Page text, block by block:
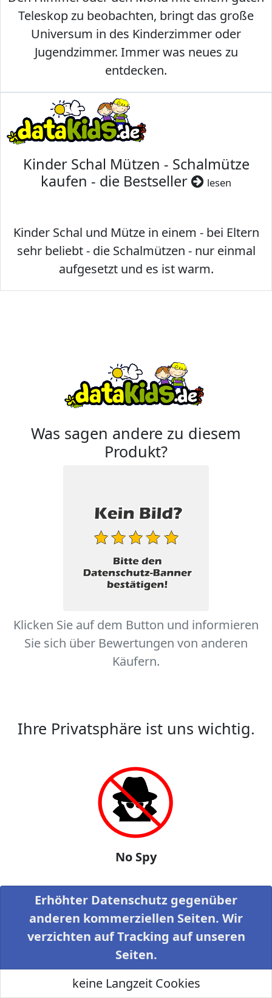
Teleskop zu beobachten, bringt das große
Universum in des Kinderzimmer oder
Jugendzimmer. Immer was neues zu
entdecken.
Kinder Schal Mützen - Schalmütze
kaufen - die Bestseller
lesen
Kinder Schal und Mütze in einem - bei Eltern
sehr beliebt - die Schalmützen - nur einmal
aufgesetzt und es ist warm.
Was sagen andere zu diesem
Produkt?
Klicken Sie auf dem Button und informieren
Sie sich über Bewertungen von anderen
Käufern.
Ihre Privatsphäre ist uns wichtig.
No Spy
Erhöhter Datenschutz gegenüber
anderen kommerziellen Seiten. Wir
verzichten auf Tracking auf unseren
Seiten.
keine Langzeit Cookies